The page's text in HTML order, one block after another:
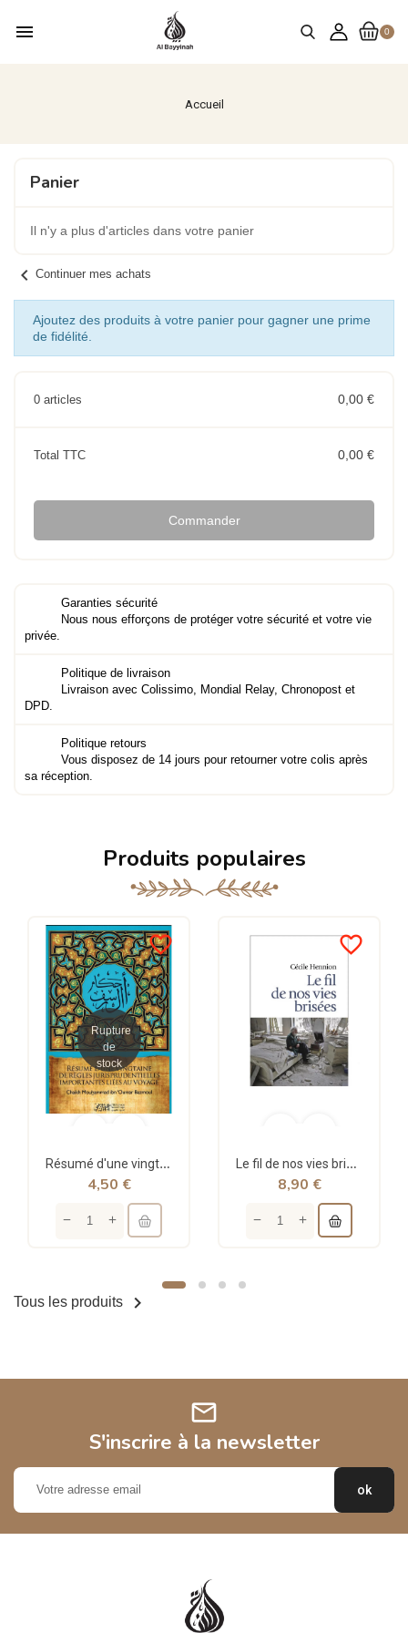
0
menu
Accueil
Panier
Il n'y a plus d'articles dans votre panier
chevron_left Continuer mes achats
Ajoutez des produits à votre panier pour gagner une prime
de fidélité.
0 articles 0,00 €
Total TTC 0,00 €
Commander
Garanties sécurité
Nous nous efforçons de protéger votre sécurité et votre vie
privée.
Politique de livraison
Livraison avec Colissimo, Mondial Relay, Chronopost et
DPD.
Politique retours
Vous disposez de 14 jours pour retourner votre colis après
sa réception.
Produits populaires
favorite_border
Rupture
de
stock
Résumé d'une vingtaine de règles jurisprudentielles liées au voyage - Bazmoul - Héritage...
4,50 €
favorite_border
Le fil de nos vies brisées - poche - Cécile Hennion - Points
8,90 €
Tous les produits 
mail
S'inscrire à la newsletter